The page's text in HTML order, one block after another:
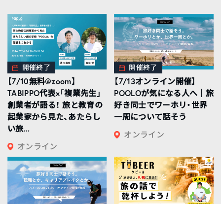
開催終了
【7/10無料@zoom】
TABIPPO代表×「複業先生」
創業者が語る！ 旅と教育の
起業家から見た、あたらし
い旅...
オンライン
開催終了
【7/13オンライン開催】
POOLOが気になる人へ｜旅
好き同士でワーホリ・世界
一周について話そう
オンライン